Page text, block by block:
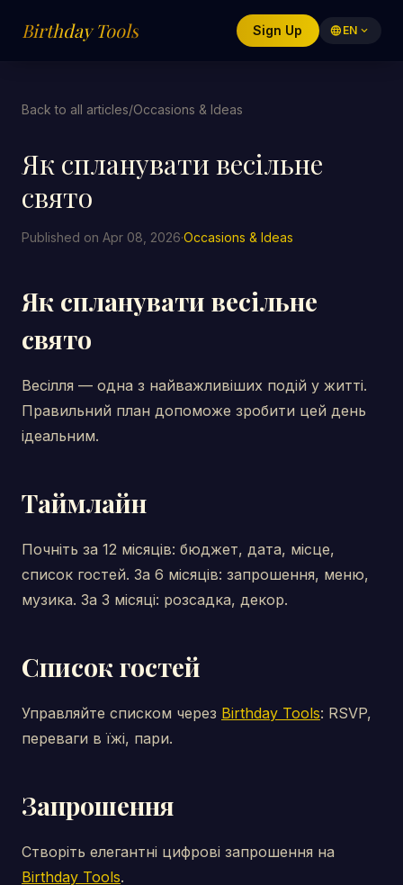
Birthday Tools Sign Up language EN expand_more
Back to all articles/Occasions & Ideas
Як спланувати весільне
свято
Published on Apr 08, 2026·Occasions & Ideas
Як спланувати весільне
свято
Весілля — одна з найважливіших подій у житті.
Правильний план допоможе зробити цей день
ідеальним.
Таймлайн
Почніть за 12 місяців: бюджет, дата, місце,
список гостей. За 6 місяців: запрошення, меню,
музика. За 3 місяці: розсадка, декор.
Список гостей
Управляйте списком через Birthday Tools: RSVP,
переваги в їжі, пари.
Запрошення
Створіть елегантні цифрові запрошення на
Birthday Tools.